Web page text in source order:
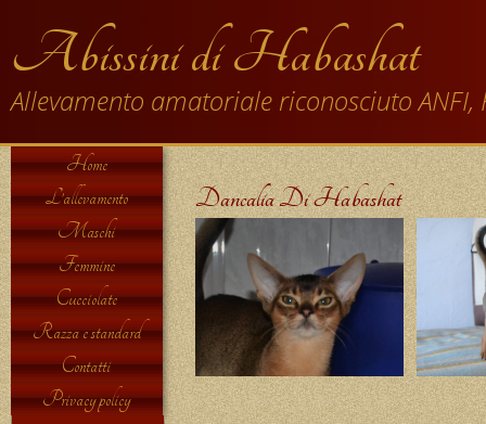
Abissini di Habashat
Allevamento amatoriale riconosciuto ANFI,
Dancalia Di Habashat
Home
L’allevamento
Maschi
Femmine
Cucciolate
Razza e standard
Contatti
Privacy policy